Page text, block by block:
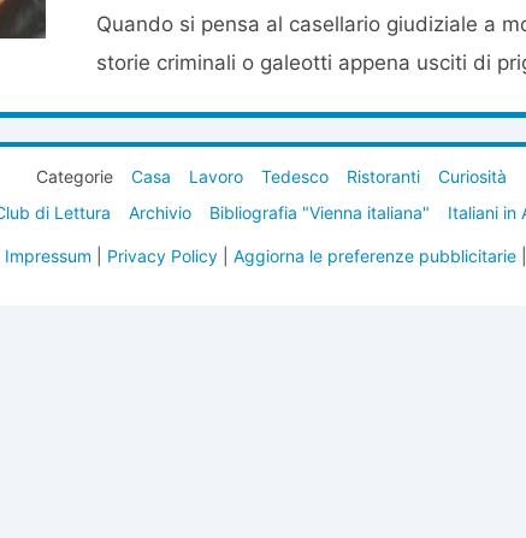
Quando si pensa al casellario giudiziale a
storie criminali o galeotti appena usciti di
Categorie Casa Lavoro Tedesco Ristoranti
Curiosità
di Lettura Archivio Bibliografia "Vienna italiana" Italiani in
Impressum Privacy Policy| Aggiorna le preferenze pubblicitarie|